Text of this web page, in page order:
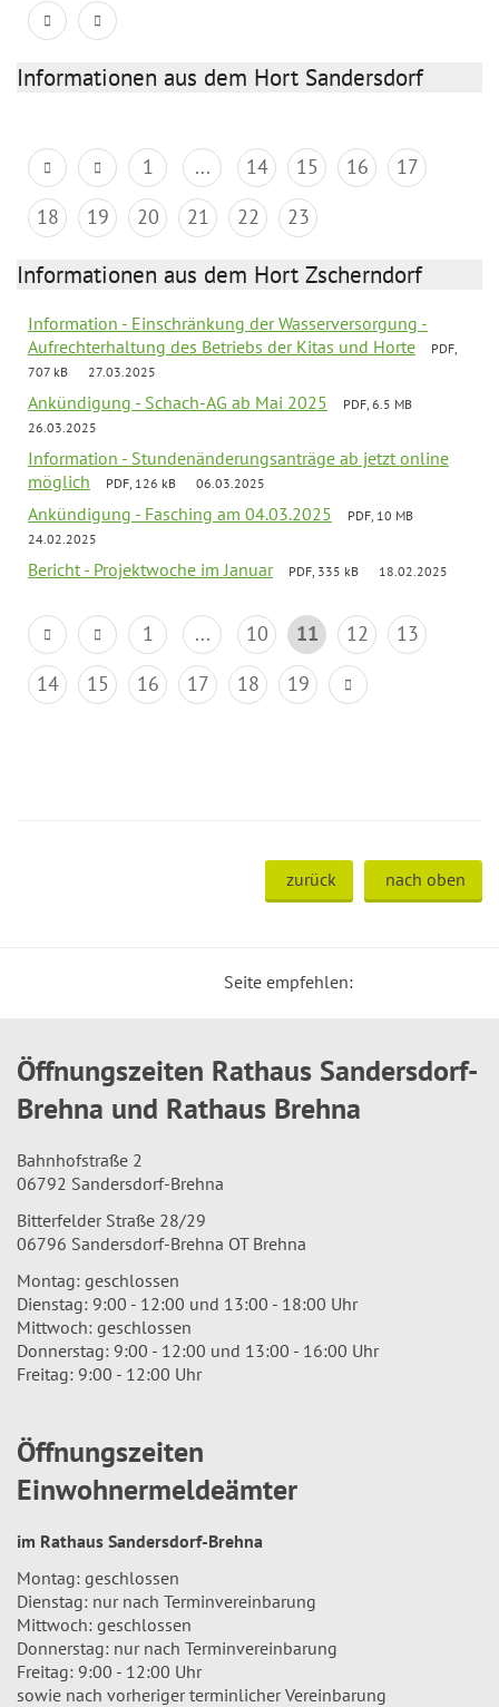
Informationen aus dem Hort Sandersdorf
1 ... 14 15 16
17
18
19 20 21 22 23
Informationen aus dem Hort Zscherndorf
Information - Einschränkung der Wasserversorgung -
Aufrechterhaltung des Betriebs der Kitas und Horte
PDF,
707 kB
27.03.2025
Ankündigung - Schach-AG ab Mai 2025
PDF, 6.5 MB
26.03.2025
Information - Stundenänderungsanträge ab jetzt online
möglich
PDF, 126 kB 06.03.2025
Ankündigung - Fasching am 04.03.2025
PDF, 10 MB
24.02.2025
Bericht - Projektwoche im Januar PDF, 335 kB 18.02.2025
1 ... 10 11 12
13
14
15 16 17 18 19
zurück nach oben
Seite empfehlen:
Öffnungszeiten Rathaus Sandersdorf-
Brehna und Rathaus Brehna
Bahnhofstraße 2
06792 Sandersdorf-Brehna
Bitterfelder Straße 28/29
06796 Sandersdorf-Brehna OT Brehna
Montag: geschlossen
Dienstag: 9:00 - 12:00 und 13:00 - 18:00 Uhr
Mittwoch: geschlossen
Donnerstag: 9:00 - 12:00 und 13:00 - 16:00 Uhr
Freitag: 9:00 - 12:00 Uhr
Öffnungszeiten
Einwohnermeldeämter
im Rathaus Sandersdorf-Brehna
Montag: geschlossen
Dienstag: nur nach Terminvereinbarung
Mittwoch: geschlossen
Donnerstag: nur nach Terminvereinbarung
Freitag: 9:00 - 12:00 Uhr
sowie nach vorheriger terminlicher Vereinbarung